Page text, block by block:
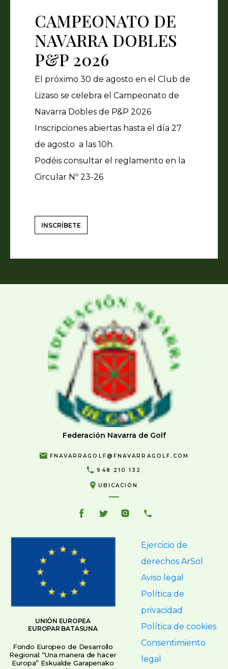
CAMPEONATO DE
NAVARRA DOBLES
P&P 2026
El próximo 30 de agosto en el Club de
Lizaso se celebra el Campeonato de
Navarra Dobles de P&P 2026
Inscripciones abiertas hasta el día 27
de agosto a las 10h.
Podéis consultar el reglamento en la
Circular Nº 23-26
INSCRÍBETE
Federación Navarra de Golf
FNAVARRAGOLF@FNAVARRAGOLF.COM
948 210 132
UBICACIÓN
UNIÓN EUROPEA
EUROPAR BATASUNA
Fondo Europeo de Desarrollo
Regional: “Una manera de hacer
Europa” Eskualde Garapenako
Ejercicio de
derechos ArSol
Aviso legal
Política de
privacidad
Política de cookies
Consentimiento
legal